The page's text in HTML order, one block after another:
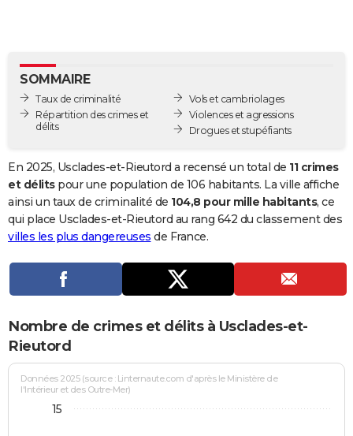
BONS PLANS
CARTE DE VOEUX
Dictionnaire
Biographies
Citations
Expressions
Proverbes
PROGRAMME TV
S'inscrire
Se connecter
Lycées
Collèges
Primaires
Universités
Entreprises
Service militaire
Avis de recherche
AVIS DE DÉCÈS
SOMMAIRE
Taux de criminalité
Répartition des crimes et
délits
Vols et cambriolages
Violences et agressions
Drogues et stupéfiants
En 2025, Usclades-et-Rieutord a recensé un total de 11 crimes
et délitspour une population de 106 habitants. La ville affiche
ainsi un taux de criminalité de 104,8 pour mille habitants, ce
qui place Usclades-et-Rieutord au rang 642 du classement des
villes les plus dangereuses de France.
Nombre de crimes et délits à Usclades-et-
Rieutord
Données 2025 (source : Linternaute.com d'après le Ministère de
l'Intérieur et des Outre-Mer)
15